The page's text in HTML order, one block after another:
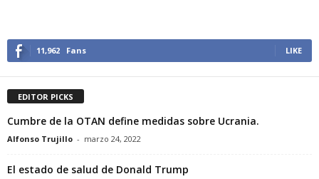
11,962 Fans LIKE
EDITOR PICKS
Cumbre de la OTAN define medidas sobre Ucrania.
Alfonso Trujillo - marzo 24, 2022
El estado de salud de Donald Trump